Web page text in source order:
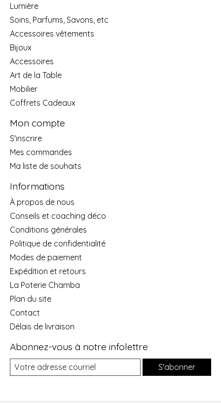
Lumière
Soins, Parfums, Savons, etc
Accessoires vêtements
Bijoux
Accessoires
Art de la Table
Mobilier
Coffrets Cadeaux
Mon compte
S'inscrire
Mes commandes
Ma liste de souhaits
Informations
À propos de nous
Conseils et coaching déco
Conditions générales
Politique de confidentialité
Modes de paiement
Expédition et retours
La Poterie Chamba
Plan du site
Contact
Délais de livraison
Abonnez-vous à notre infolettre
S'abonner